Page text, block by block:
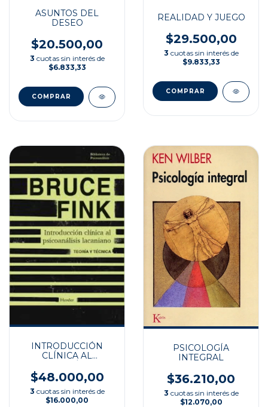
ASUNTOS DEL
DESEO
$20.500,00
3 cuotas sin interés de
$6.833,33
REALIDAD Y JUEGO
$29.500,00
3 cuotas sin interés de
$9.833,33
INTRODUCCIÓN
CLÍNICA AL
LACANIANO
$48.000,00
3 cuotas sin interés de
$16.000,00
PSICOLOGÍA
INTEGRAL
$36.210,00
3 cuotas sin interés de
$12.070,00